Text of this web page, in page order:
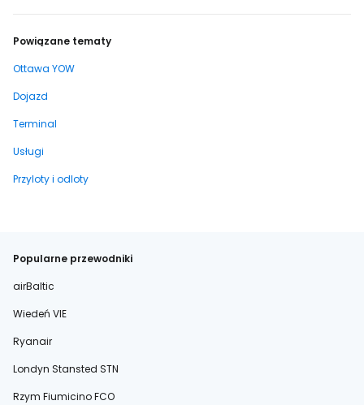
Powiązane tematy
Ottawa YOW
Dojazd
Terminal
Usługi
Przyloty i odloty
Popularne przewodniki
airBaltic
Wiedeń VIE
Ryanair
Londyn Stansted STN
Rzym Fiumicino FCO